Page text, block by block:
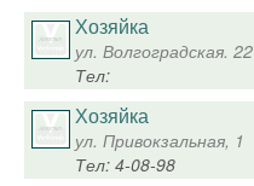
Хозяйка
ул. Волгоградская. 22
Тел:
Хозяйка
ул. Привокзальная, 1
Тел: 4-08-98